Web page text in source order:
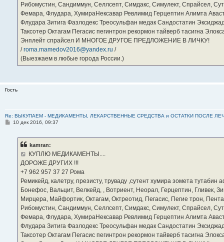
Рибомустин, Сандиммун, Селлсепт, Симдакс, Симулект, Спрайсел,
Фемара, Флудара, ХумираНексавар Ревлимид Герцептин Алимта
Флудара Зитига Фазлодекс Треосульфан медак Сандостатин
Таксотер Октагам Пегасис пегинтрон рекормон тайверб тасигна
Энплейт спрайсел И МНОГОЕ ДРУГОЕ ПРЕДЛОЖЕНИЕ В ЛИЧКУ!
/roma.mamedov2016@yandex.ru /
(Выезжаем в любые города России.)
Гость
Re: ВЫКУПАЕМ - МЕДИКАМЕНТЫ, ЛЕКАРСТВЕННЫЕ СРЕДСТВА и ОСТАТКИ ПОСЛЕ
С10 дек 2016, 09:37
kamran:
КУПЛЮ МЕДИКАМЕНТЫ....
ДОРОЖЕ ДРУГИХ !!!
‪+7 962 957 37 27‬ Рома
Ремикейд, калетру, презисту, труваду ,сутент хумира зомета
Бонефос, Вальцит, Велкейд, , Вотриент, Неорал, Герцептин, Гливек,
Мирцера, Майфортик, Октагам, Октреотид, Пегасис, Пегие трон,
Рибомустин, Сандиммун, Селлсепт, Симдакс, Симулект, Спрайсел,
Фемара, Флудара, ХумираНексавар Ревлимид Герцептин Алимта
Флудара Зитига Фазлодекс Треосульфан медак Сандостатин
Таксотер Октагам Пегасис пегинтрон рекормон тайверб тасигна